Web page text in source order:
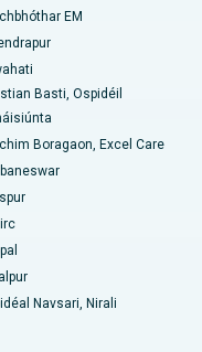
Delhi
EM
Basti, Ospidéil
Boragaon, Excel Care
Navsari, Nirali